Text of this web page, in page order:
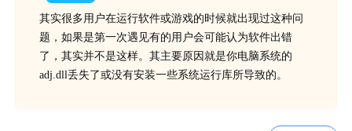
其实很多用户在运行软件或游戏的时候就出现过这种问
题，如果是第一次遇见有的用户会可能认为软件出错
了，其实并不是这样。其主要原因就是你电脑系统的
adj.dll丢失了或没有安装一些系统运行库所导致的。